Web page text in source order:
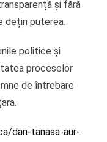
și fără
dețin puterea.
politice și
proceselor
de întrebare
dan-tanasa-aur-